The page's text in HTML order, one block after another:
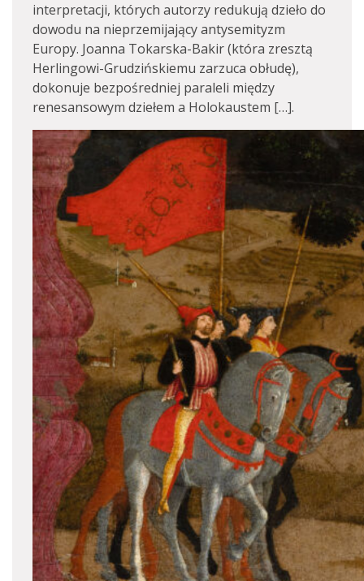
interpretacji, których autorzy redukują dzieło do
dowodu na nieprzemijający antysemityzm
Europy. Joanna Tokarska-Bakir (która zresztą
Herlingowi-Grudzińskiemu zarzuca obłudę),
dokonuje bezpośredniej paraleli między
renesansowym dziełem a Holokaustem […].